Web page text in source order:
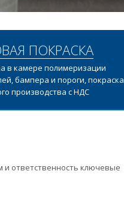
ПОКРАСКА
в камере полимеризации
бампера и пороги, покраска
производства с НДС
и ответственность ключевые